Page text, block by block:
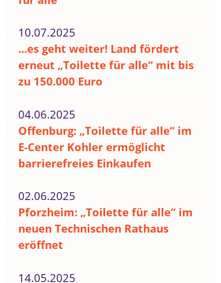
10.07.2025
...es geht weiter! Land fördert
erneut „Toilette für alle“ mit bis
zu 150.000 Euro
04.06.2025
Offenburg: „Toilette für alle“ im
E-Center Kohler ermöglicht
barrierefreies Einkaufen
02.06.2025
Pforzheim: „Toilette für alle“ im
neuen Technischen Rathaus
eröffnet
14.05.2025